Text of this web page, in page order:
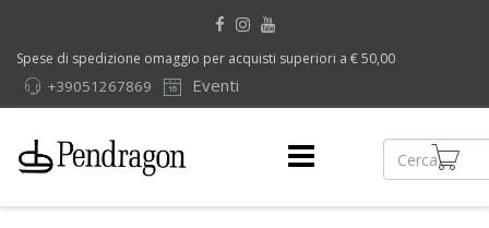
Spese di spedizione omaggio per acquisti superiori a € 50,00
Eventi
+39051267869